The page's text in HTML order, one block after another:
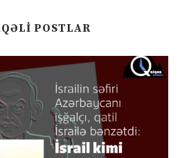
POSTLAR